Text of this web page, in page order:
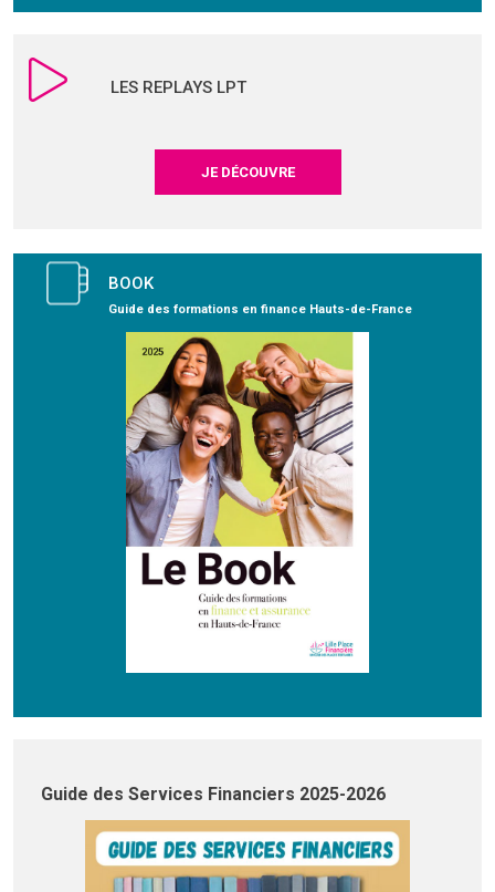
LES REPLAYS LPT
JE DÉCOUVRE
BOOK
Guide des formations en finance Hauts-de-France
Guide des Services Financiers 2025-2026